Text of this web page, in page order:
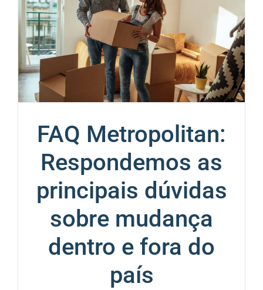
FAQ Metropolitan:
Respondemos as
principais dúvidas
sobre mudança
dentro e fora do
país